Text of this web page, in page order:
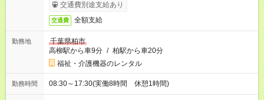
交通費別途支給あり
交通費 全額支給
勤務地
千葉県柏市
高柳駅から車9分 / 柏駅から車20分
福祉・介護機器のレンタル
勤務時間 08:30～17:30(実働8時間 休憩1時間)